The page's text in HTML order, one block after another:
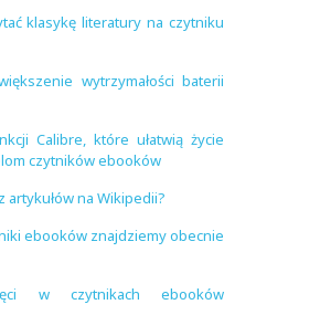
klasykę literatury na czytniku
wytrzymałości baterii
Calibre, które ułatwią życie
czytników ebooków
artykułów na Wikipedii?
ebooków znajdziemy obecnie
w czytnikach ebooków